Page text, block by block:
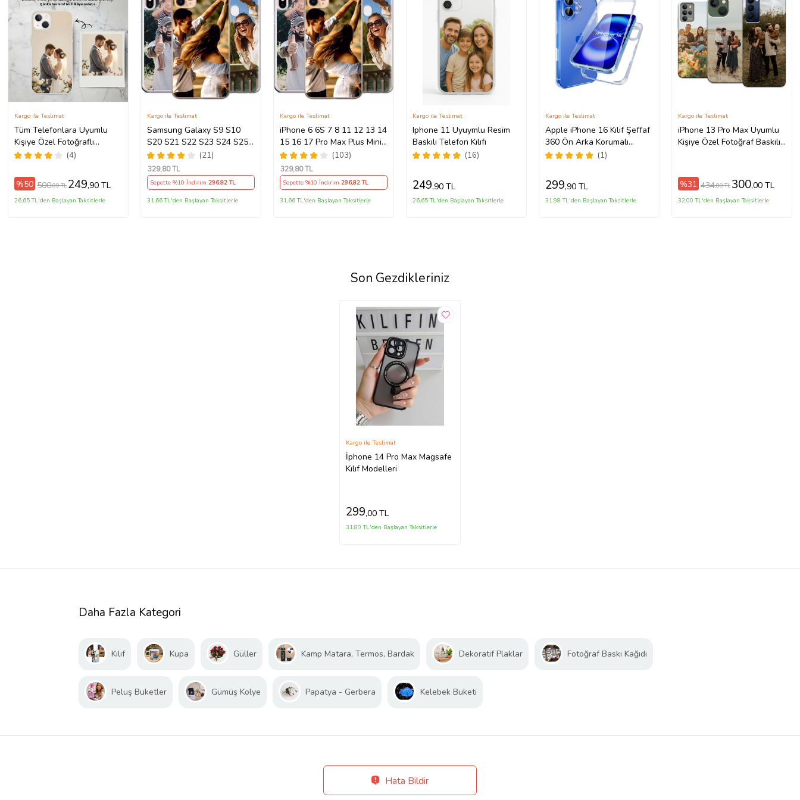
Tüm Telefonlara Uyumlu
Kişiye Özel Fotoğraflı
Telefon Kılıfı Modeller
(4)
Kargo ile Teslimat
%50 500,00 TL 249,90 TL
26,65 TL'den Başlayan Taksitlerle
Samsung Galaxy S9 S10
S20 S21 S22 S23 S24 S25
S26 FE Plus Ultra Kılıf Kişiye
Özel Resimli Fotoğraflı
Silikon
(21)
Kargo ile Teslimat
329,80 TL
Sepette %10 İndirim 296,82 TL
31,66 TL'den Başlayan Taksitlerle
iPhone 6 6S 7 8 11 12 13 14
15 16 17 Pro Max Plus Mini
Kılıf Kişiye Özel Resimli
Fotoğraflı Silikon
(103)
Kargo ile Teslimat
329,80 TL
Sepette %10 İndirim 296,82 TL
31,66 TL'den Başlayan Taksitlerle
Iphone 11 Uyuymlu Resim
Baskılı Telefon Kılıfı
(16)
Kargo ile Teslimat
249,90 TL
26,65 TL'den Başlayan Taksitlerle
Apple iPhone 16 Kılıf Şeffaf
360 Ön Arka Korumalı
Silikon
(1)
Kargo ile Teslimat
299,90 TL
31,98 TL'den Başlayan Taksitlerle
iPhone 13 Pro Max Uyumlu
Kişiye Özel Fotoğraf Baskılı
Kargo ile Teslimat
%31 434,80 TL 300,00 TL
32,00 TL'den Başlayan Taksitlerle
Son Gezdikleriniz
İphone 14 Pro Max Magsafe
Kılıf Modelleri
Kargo ile Teslimat
299,00 TL
31,89 TL'den Başlayan Taksitlerle
Daha Fazla Kategori
Kılıf Kupa Güller Kamp Matara, Termos, Bardak Dekoratif Plaklar Fotoğraf Baskı Kağıdı
Peluş Buketler Gümüş Kolye Papatya - Gerbera Kelebek Buketi
Hata Bildir